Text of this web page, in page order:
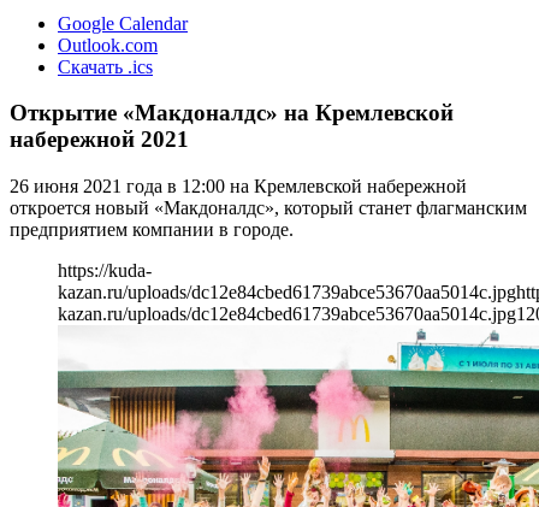
Google Calendar
Outlook.com
Скачать .ics
Открытие «Макдоналдс» на Кремлевской
набережной 2021
26 июня 2021 года в 12:00 на Кремлевской набережной
откроется новый «Макдоналдс», который станет флагманским
предприятием компании в городе.
https://kuda-
kazan.ru/uploads/dc12e84cbed61739abce53670aa5014c.jpg
kazan.ru/uploads/dc12e84cbed61739abce53670aa5014c.jpg